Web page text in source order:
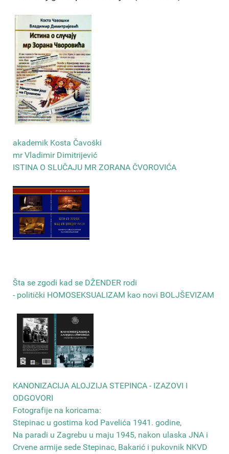
akademik Kosta Čavoški
mr Vladimir Dimitrijević
ISTINA O SLUČAJU MR ZORANA ČVOROVIĆA
Šta se zgodi kad se DŽENDER rodi
- politički HOMOSEKSUALIZAM kao novi BOLJŠEVIZAM
КANONIZACIJA ALOJZIJA STEPINCA - IZAZOVI I
ODGOVORI
Fotografije na koricama:
Stepinac u gostima kod Pavelića 1941. godine,
Na paradi u Zagrebu u maju 1945, nakon ulaska JNA i
Crvene armije sede Stepinac, Bakarić i pukovnik NKVD